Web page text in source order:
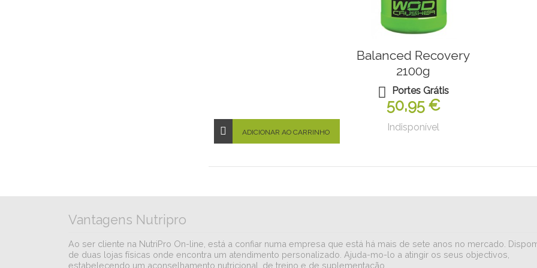
ADICIONAR AO CARRINHO
Balanced Recovery
2100g
Portes Grátis
50,95 €
Indisponível
Vantagens Nutripro
Ao ser cliente na NutriPro On-line, está a confiar numa empresa que está há mais de sete anos no mercado.
de duas lojas físicas onde encontra um atendimento personalizado. Ajuda-mo-lo a atingir os seus objectivos,
estabelecendo um aconselhamento nutricional, de treino e de suplementação.